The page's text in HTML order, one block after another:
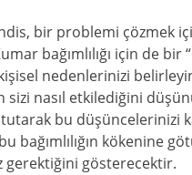
bir problemi çözmek
bağımlılığı için de bir
nedenlerinizi
sizi nasıl etkilediğini
bu düşüncelerinizi
bağımlılığın kökenine
gerektiğini gösterecektir.